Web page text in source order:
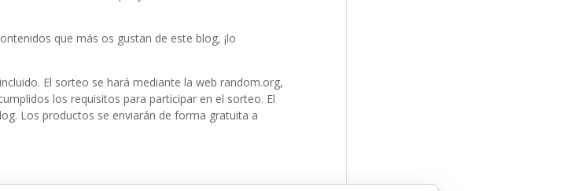
que más os gustan de este blog, ¡lo
El sorteo se hará mediante la web random.org,
los requisitos para participar en el sorteo. El
Los productos se enviarán de forma gratuita a